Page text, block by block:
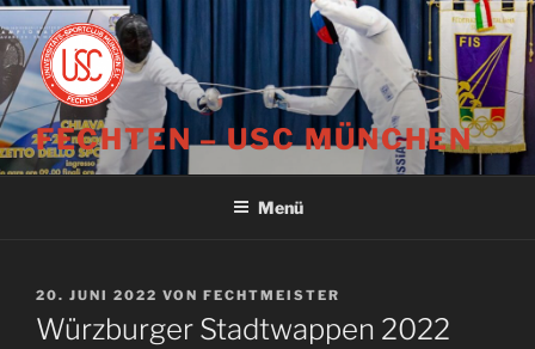
Zum
Inhalt
springen
FECHTEN – USC MÜNCHEN
Menü
VERÖFFENTLICHT
AM
20. JUNI 2022 VON FECHTMEISTER
Würzburger Stadtwappen 2022